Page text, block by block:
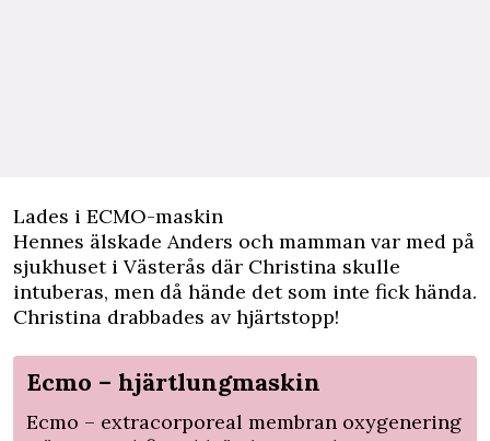
Lades i ECMO-maskin
Hennes älskade Anders och mamman var med på
sjukhuset i Västerås där Christina skulle
intuberas, men då hände det som inte fick hända.
Christina drabbades av hjärtstopp!
Ecmo – hjärtlungmaskin
Ecmo – extracorporeal membran oxygenering